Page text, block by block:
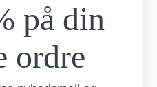
torsdagpå din
ordre